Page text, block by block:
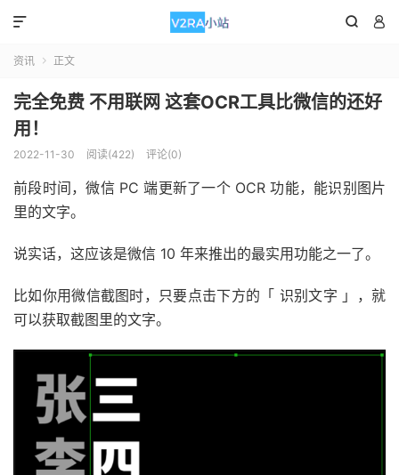
 

资讯  正文
完全免费 不用联网 这套OCR工具比微信的还好
用！
2022-11-30 阅读(422) 评论(0)
前段时间，微信 PC 端更新了一个 OCR 功能，能识别图片
里的文字。
说实话，这应该是微信 10 年来推出的最实用功能之一了。
比如你用微信截图时，只要点击下方的「 识别文字 」，就
可以获取截图里的文字。